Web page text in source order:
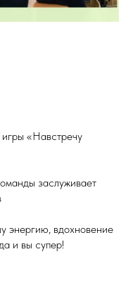
«Навстречу
заслуживает
энергию, вдохновение
и вы супер!